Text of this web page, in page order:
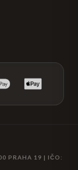
PRAHA 19 | IČO: